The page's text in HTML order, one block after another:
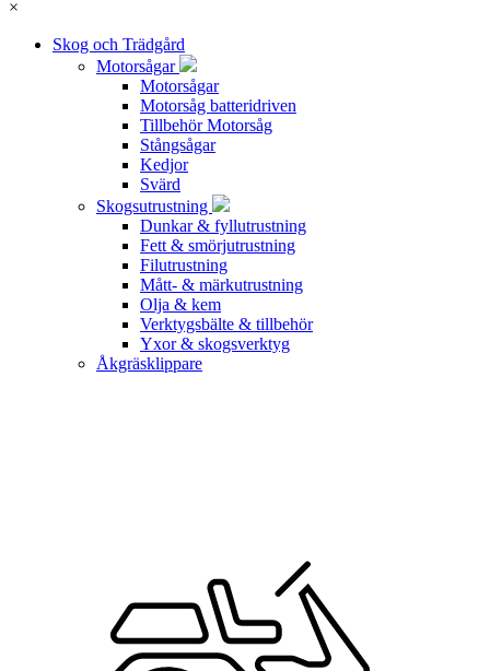
×
Skog och Trädgård
Motorsågar
Motorsågar
Motorsåg batteridriven
Tillbehör Motorsåg
Stångsågar
Kedjor
Svärd
Skogsutrustning
Dunkar & fyllutrustning
Fett & smörjutrustning
Filutrustning
Mått- & märkutrustning
Olja & kem
Verktygsbälte & tillbehör
Yxor & skogsverktyg
Åkgräsklippare